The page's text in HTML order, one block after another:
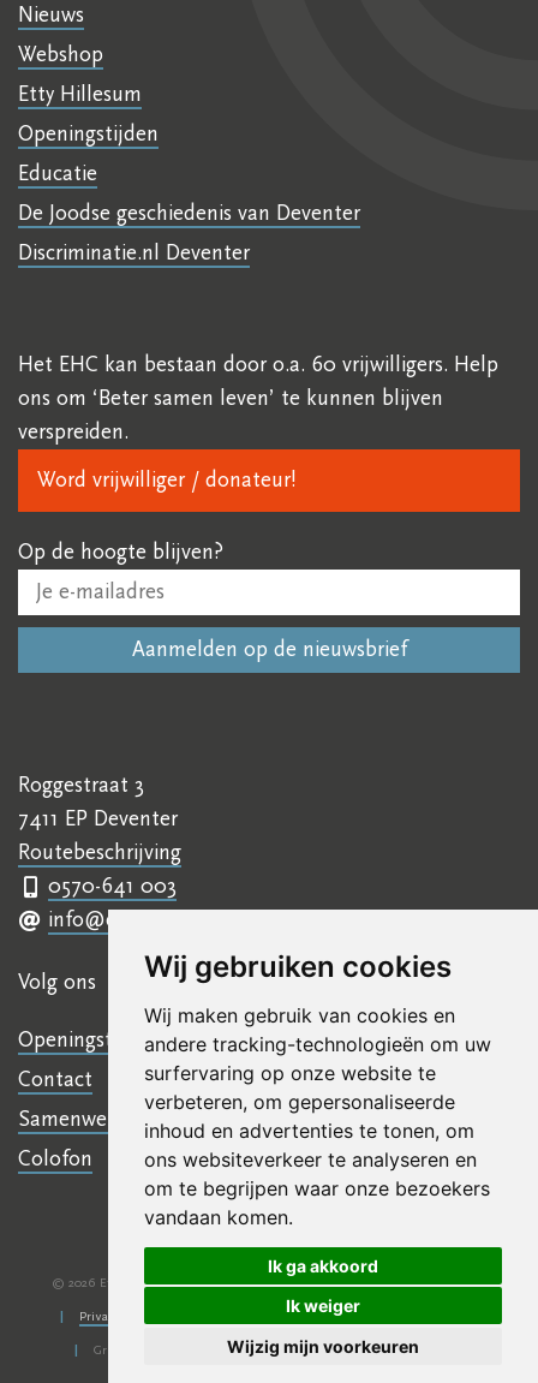
Wij gebruiken cookies
Wij maken gebruik van cookies en
andere tracking-technologieën om uw
surfervaring op onze website te
verbeteren, om gepersonaliseerde
inhoud en advertenties te tonen, om
ons websiteverkeer te analyseren en
om te begrijpen waar onze bezoekers
vandaan komen.
Ik ga akkoord
Ik weiger
Wijzig mijn voorkeuren
Nieuws
Webshop
Etty Hillesum
Openingstijden
Educatie
De Joodse geschiedenis van Deventer
Discriminatie.nl Deventer
Het EHC kan bestaan door o.a. 60 vrijwilligers. Help
ons om ‘Beter samen leven’ te kunnen blijven
verspreiden.
Word vrijwilliger / donateur!
Op de hoogte blijven?
Roggestraat 3
7411 EP Deventer
Routebeschrijving
0570-641 003
info@ettyhillesumcentrum.nl
Volg ons
Openingstijden
Contact
Samenwerkingen
Colofon
© 2026 Etty Hillesum Centrum | Algemene voorwaarden | Disclaimer
Privacy verklaring KVKnr: 41245266 | NL 07 INGB 0006 6761 13
Grafisch ontwerp VRMGVR | Technische realisatieSieronline B.V.